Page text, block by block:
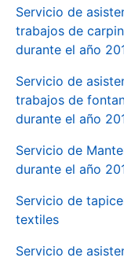
Servicio de
trabajos de
durante el año
Servicio de
trabajos de
durante el año
Servicio de
durante el año
Servicio de
textiles
Servicio de